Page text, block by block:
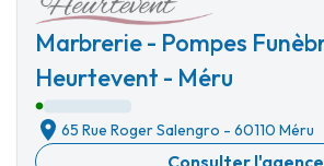
Marbrerie - Pompes
Heurtevent - Méru
65 Rue Roger Salengro - 60110 Méru
Consulter l'agence